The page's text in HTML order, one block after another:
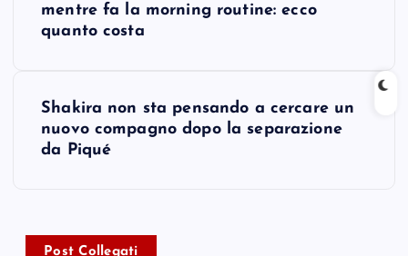
v
mentre fa la morning routine: ecco
quanto costa
Shakira non sta pensando a cercare un
nuovo compagno dopo la separazione
da Piqué
Post Collegati